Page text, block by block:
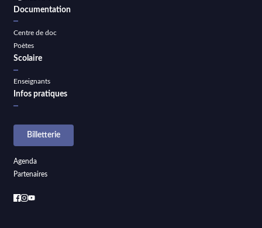
Documentation
Centre de doc
Poètes
Scolaire
Enseignants
Infos pratiques
Billetterie
Agenda
Partenaires